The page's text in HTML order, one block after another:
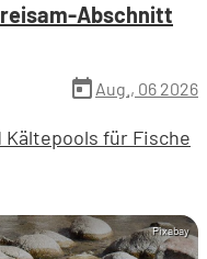
Abschnitt
today Aug., 06 2026
Kältepools für Fische
Pixabay